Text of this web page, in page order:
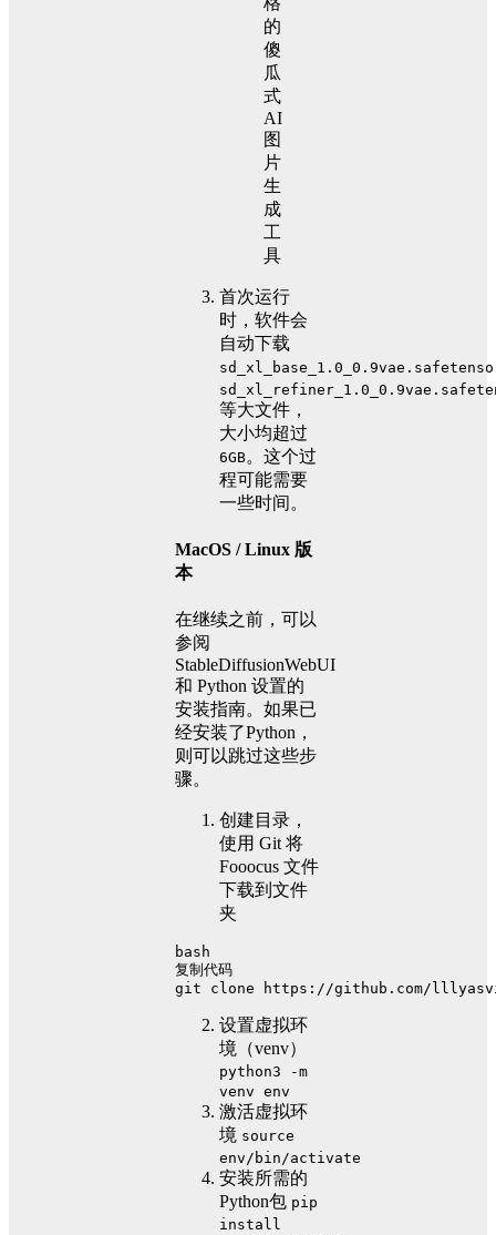
首次运行
时，软件会
自动下载
等大文件，
大小均超过
6GB。这个过
程可能需要
一些时间。
MacOS / Linux 版
本
在继续之前，可以
参阅
StableDiffusionWebUI
和 Python 设置的
安装指南。如果已
经安装了Python，
则可以跳过这些步
骤。
创建目录，
使用 Git 将
Fooocus 文件
下载到文件
夹
bash
复制代码
git clone https://github.com/
设置虚拟环
境（venv）
python3 -m
venv env
激活虚拟环
境 source
env/bin/activate
安装所需的
Python包 pip
install